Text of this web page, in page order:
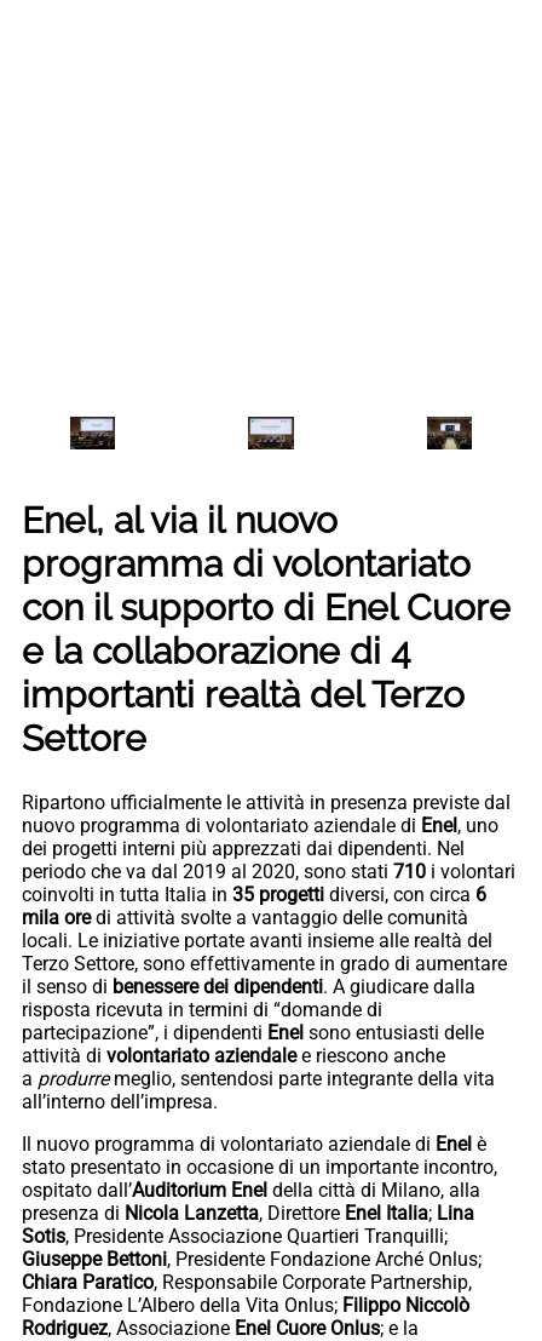
Enel, al via il nuovo
programma di volontariato
con il supporto di Enel Cuore
e la collaborazione di 4
importanti realtà del Terzo
Settore
Ripartono ufficialmente le attività in presenza previste dal
nuovo programma di volontariato aziendale di Enel, uno
dei progetti interni più apprezzati dai dipendenti. Nel
periodo che va dal 2019 al 2020, sono stati 710 i volontari
coinvolti in tutta Italia in 35 progetti diversi, con circa 6
mila oredi attività svolte a vantaggio delle comunità
locali. Le iniziative portate avanti insieme alle realtà del
Terzo Settore, sono effettivamente in grado di aumentare
il senso di benessere dei dipendenti. A giudicare dalla
risposta ricevuta in termini di “domande di
partecipazione”, i dipendenti Enel sono entusiasti delle
attività di volontariato aziendalee riescono anche
a produrremeglio, sentendosi parte integrante della vita
all’interno dell’impresa.
Il nuovo programma di volontariato aziendale di Enel è
stato presentato in occasione di un importante incontro,
ospitato dall’Auditorium Enel della città di Milano, alla
presenza di Nicola Lanzetta, Direttore Enel Italia; Lina
Sotis, Presidente Associazione Quartieri Tranquilli;
Giuseppe Bettoni, Presidente Fondazione Arché Onlus;
Chiara Paratico, Responsabile Corporate Partnership,
Fondazione L’Albero della Vita Onlus; Filippo Niccolò
Rodriguez, Associazione Enel Cuore Onlus; e la